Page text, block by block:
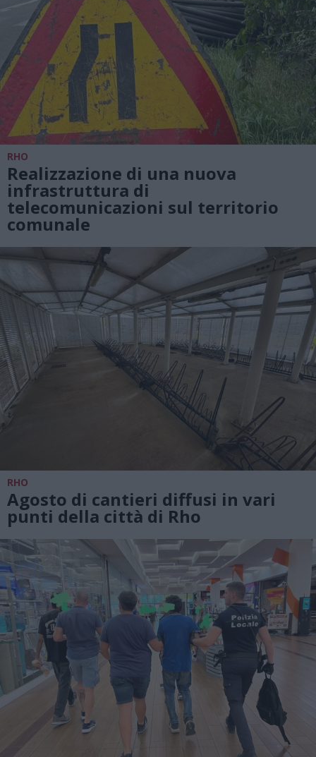
RHO
Realizzazione di una nuova
infrastruttura di
telecomunicazioni sul territorio
comunale
RHO
Agosto di cantieri diffusi in vari
punti della città di Rho